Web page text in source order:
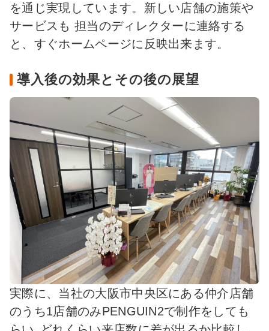
を通じ実現しています。新しい店舗の施策や
サービスも 担当のディレクターに連絡する
と、すぐホームページに反映出来ます。
導入後の効果とその後の展望
実際に、当社の大阪市中央区にある仲介店舗
のうち1店舗のみPENGUIN2で制作をしても